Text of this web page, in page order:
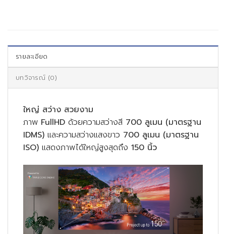
รายละเอียด
บทวิจารณ์ (0)
ใหญ่ สว่าง สวยงาม
ภาพ FullHD ด้วยความสว่างสี 700 ลูเมน (มาตรฐาน
IDMS) และความสว่างแสงขาว 700 ลูเมน (มาตรฐาน
ISO) แสดงภาพได้ใหญ่สูงสุดถึง 150 นิ้ว